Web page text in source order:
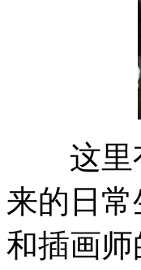
这里有
来的日
和插画